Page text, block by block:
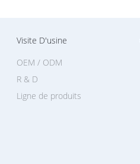
Visite D'usine
Ligne de produits
OEM / ODM
R & D